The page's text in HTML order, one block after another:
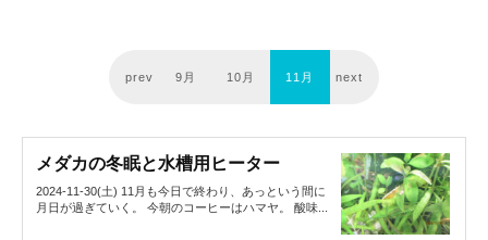
prev 9月 10月 11月 next
メダカの冬眠と水槽用ヒーター
2024-11-30(土) 11月も今日で終わり、あっという間に
月日が過ぎていく。 今朝のコーヒーはハマヤ。 酸味...